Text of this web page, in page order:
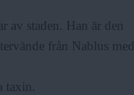
av staden. Han är den
från Nablus med
taxin.